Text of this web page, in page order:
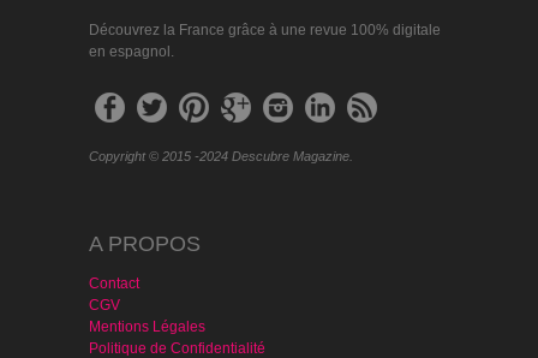
Découvrez la France grâce à une revue 100% digitale
en espagnol.
Copyright © 2015 -2024 Descubre Magazine.
A PROPOS
Contact
CGV
Mentions Légales
Politique de Confidentialité